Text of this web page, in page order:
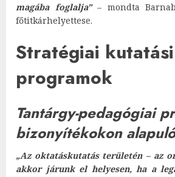
magába foglalja"– mondta
főtitkárhelyettese.
Stratégiai kutatási
programok
Tantárgy-pedagógiai
bizonyítékokon
„Az oktatáskutatás területén – az
akkor járunk el helyesen, ha a